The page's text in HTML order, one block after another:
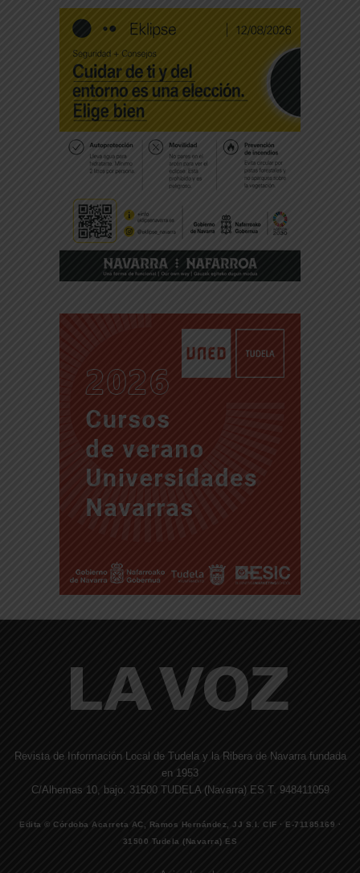
Revista de Información Local de Tudela y la Ribera de Navarra fundada
en 1953
C/Alhemas 10, bajo. 31500 TUDELA (Navarra) ES T. 948411059
Edita © Córdoba Acarreta AC, Ramos Hernández, JJ S.I. CIF · E-71185169 ·
31500 Tudela (Navarra) ES